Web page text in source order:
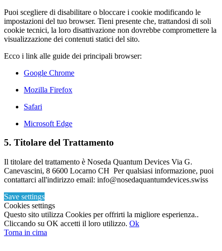
Puoi scegliere di disabilitare o bloccare i cookie modificando le
impostazioni del tuo browser. Tieni presente che, trattandosi di soli
cookie tecnici, la loro disattivazione non dovrebbe compromettere la
visualizzazione dei contenuti statici del sito.
Ecco i link alle guide dei principali browser:
Google Chrome
Mozilla Firefox
Safari
Microsoft Edge
5. Titolare del Trattamento
Il titolare del trattamento è Noseda Quantum Devices Via G.
Canevascini, 8 6600 Locarno CH Per qualsiasi informazione, puoi
contattarci all'indirizzo email: info@nosedaquantumdevices.swiss
Save settings
Cookies settings
Questo sito utilizza Cookies per offrirti la migliore esperienza..
Cliccando su OK accetti il loro utilizzo. Ok
Torna in cima